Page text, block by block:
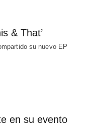
& That’
su nuevo EP
en su evento